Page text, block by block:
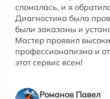
сломалась, и я
Диагностика была
были заказаны и
Мастер проявил
профессионализма и
этот сервис всем!
Романов Павел